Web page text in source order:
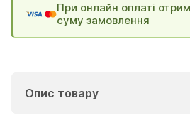
При онлайн оплаті
суму замовлення
Опис товару